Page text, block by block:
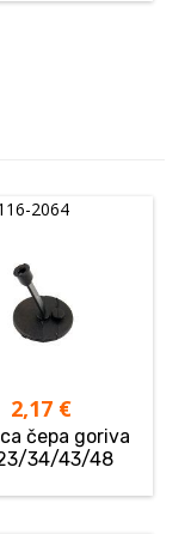
2064
2,17 €
čepa goriva
34/43/48